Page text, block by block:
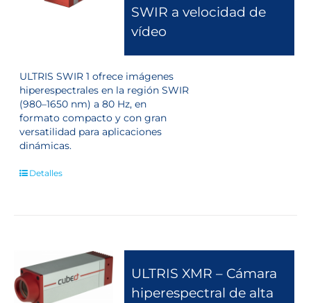
SWIR a velocidad de
vídeo
ULTRIS SWIR 1 ofrece imágenes
hiperespectrales en la región SWIR
(980–1650 nm) a 80 Hz, en
formato compacto y con gran
versatilidad para aplicaciones
dinámicas.
Detalles
ULTRIS XMR – Cámara
hiperespectral de alta